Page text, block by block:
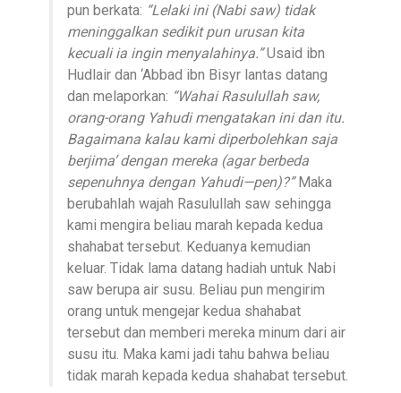
pun berkata: “Lelaki ini (Nabi saw) tidak
meninggalkan sedikit pun urusan kita
kecuali ia ingin menyalahinya.”Usaid ibn
Hudlair dan ‘Abbad ibn Bisyr lantas datang
dan melaporkan: “Wahai Rasulullah saw,
orang-orang Yahudi mengatakan ini dan itu.
Bagaimana kalau kami diperbolehkan saja
berjima’ dengan mereka (agar berbeda
sepenuhnya dengan Yahudi—pen)?”Maka
berubahlah wajah Rasulullah saw sehingga
kami mengira beliau marah kepada kedua
shahabat tersebut. Keduanya kemudian
keluar. Tidak lama datang hadiah untuk Nabi
saw berupa air susu. Beliau pun mengirim
orang untuk mengejar kedua shahabat
tersebut dan memberi mereka minum dari air
susu itu. Maka kami jadi tahu bahwa beliau
tidak marah kepada kedua shahabat tersebut.